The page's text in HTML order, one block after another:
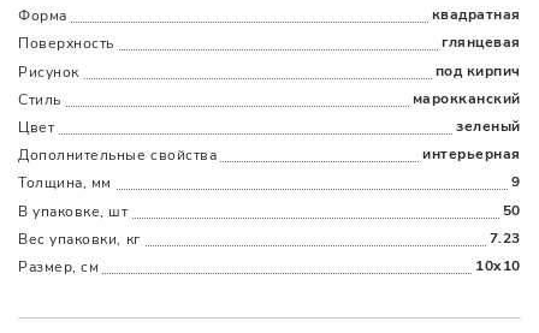
Форма
квадратная
Поверхность
глянцевая
Рисунок
под кирпич
Стиль
марокканский
Цвет
зеленый
Дополнительные cвойства
интерьерная
Толщина, мм
9
В упаковке, шт
50
Вес упаковки, кг
7.23
Размер, см
10x10
НаличымиКартойПо счетуДолями